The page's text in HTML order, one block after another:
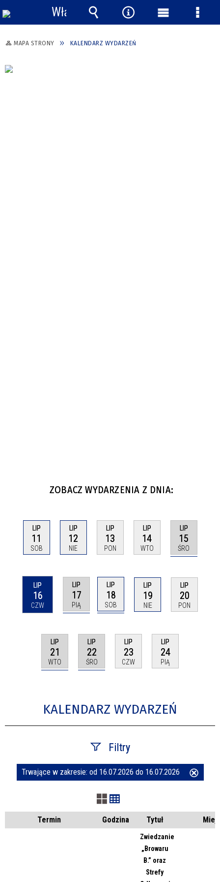
MAPA STRONY KALENDARZ WYDARZEŃ
ZOBACZ WYDARZENIA Z DNIA:
LIP
11
SOB
LIP
12
NIE
LIP
13
PON
LIP
14
WTO
LIP
15
ŚRO
LIP
16
CZW
LIP
17
PIĄ
LIP
18
SOB
LIP
19
NIE
LIP
20
PON
LIP
21
WTO
LIP
22
ŚRO
LIP
23
CZW
LIP
24
PIĄ
KALENDARZ WYDARZEŃ
Filtry
Szukana fraza
Kategoria
Trwające w zakresie: od 16.07.2026 do 16.07.2026
Termin Godzina Tytuł
Zwiedzanie
„Browaru
B.” oraz
Strefy
Włącz
powiadomienia
Wyszukiwarka
Narzędzia
Menu Menu